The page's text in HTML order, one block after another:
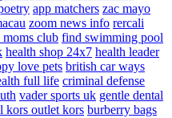
app matchers zac mayo
zoom news info rercali
moms club find swimming pool
health shop 24x7 health leader
love pets british car ways
full life criminal defense
vader sports uk gentle dental
kors outlet kors burberry bags